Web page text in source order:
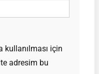
kullanılması için
adresim bu